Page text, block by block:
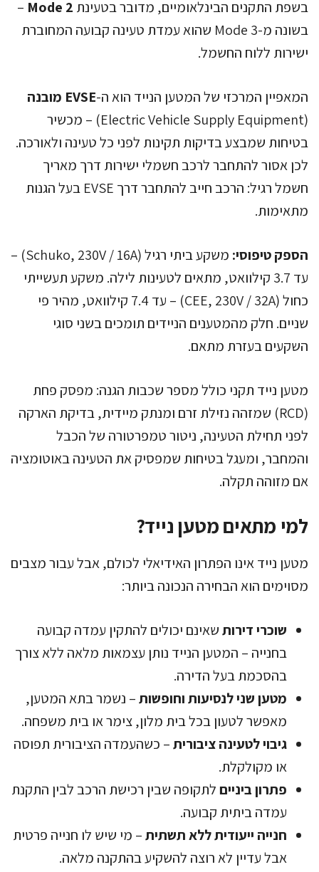
בשפת התקנים הבינלאומיים, מדובר בטעינת Mode 2
–
בשונה מ-Mode 3 שהוא עמדת טעינה קבועה המחוברת
ישירות ללוח החשמל.
המאפיין המרכזי של המטען הנייד הוא ה-EVSE מובנה
(Electric Vehicle Supply Equipment) – מכשיר
בטיחות שמבצע בדיקות תקינות לפני כל טעינה ולאורכה.
לכן אסור להתחבר לרכב חשמלי ישירות דרך מאריך
חשמל רגיל: הרכב חייב להתחבר דרך EVSE בעל הגנות
מתאימות.
הספק טיפוסי:
משקע ביתי רגיל (Schuko, 230V / 16A) –
עד 3.7 קילוואט, מתאים לטעינות לילה. משקע תעשייתי
כחול (CEE, 230V / 32A) – עד 7.4 קילוואט, מהיר פי
שניים. חלק מהמטענים הניידים תומכים בשני סוגי
השקעים בעזרת מתאם.
מטען נייד תקני כולל מספר שכבות הגנה: מפסק פחת
(RCD) שמזהה נזילת זרם ומנתק מיידית, בדיקת הארקה
לפני תחילת הטעינה, ניטור טמפרטורה של הכבל
והמחבר, ומעגל בטיחות שמפסיק את הטעינה באוטומציה
אם מזוהה תקלה.
למי מתאים מטען נייד?
מטען נייד אינו הפתרון האידיאלי לכולם, אבל עבור מצבים
מסוימים הוא הבחירה הנכונה ביותר:
שוכרי דירותשאינם יכולים להתקין עמדה קבועה
בחנייה – המטען הנייד נותן עצמאות מלאה ללא צורך
בהסכמת בעל הדירה.
מטען שני לנסיעות וחופשות– נשמר בתא המטען,
מאפשר לטעון בכל בית מלון, צימר או בית משפחה.
גיבוי לטעינה ציבורית– כשהעמדה הציבורית תפוסה
או מקולקלת.
פתרון בינייםלתקופה שבין רכישת הרכב לבין התקנת
עמדה ביתית קבועה.
חנייה ייעודית ללא תשתית– מי שיש לו חנייה פרטית
אבל עדיין לא רוצה להשקיע בהתקנה מלאה.